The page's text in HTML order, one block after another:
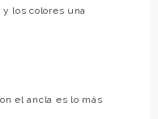
los colores una
el ancla es lo más